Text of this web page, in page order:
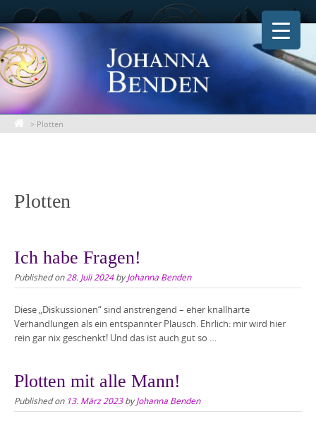
Skip
to
content
> Plotten
Plotten
Ich habe Fragen!
Published on28. Juli 2024byJohanna Benden
Diese „Diskussionen“ sind anstrengend – eher knallharte
Verhandlungen als ein entspannter Plausch. Ehrlich: mir wird hier
rein gar nix geschenkt! Und das ist auch gut so …
Plotten mit alle Mann!
Published on 13. März 2023byJohanna Benden